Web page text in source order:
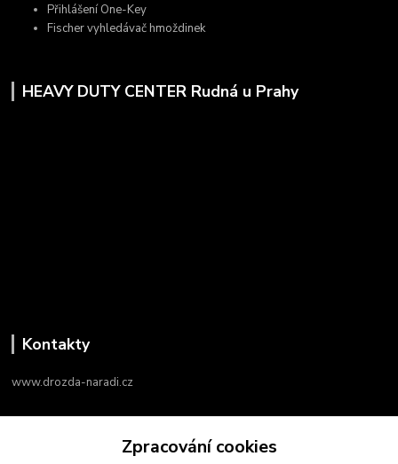
Přihlášení One-Key
Fischer vyhledávač hmoždinek
HEAVY DUTY CENTER Rudná u Prahy
Kontakty
www.drozda-naradi.cz
Zpracování cookies